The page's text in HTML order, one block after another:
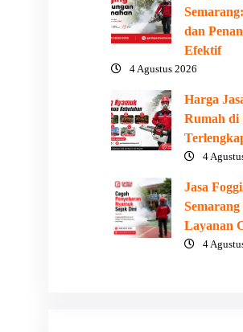
dan
Efektif
4 Agustus 2026
Harga
Rumah di
4
Jasa
Layanan
4